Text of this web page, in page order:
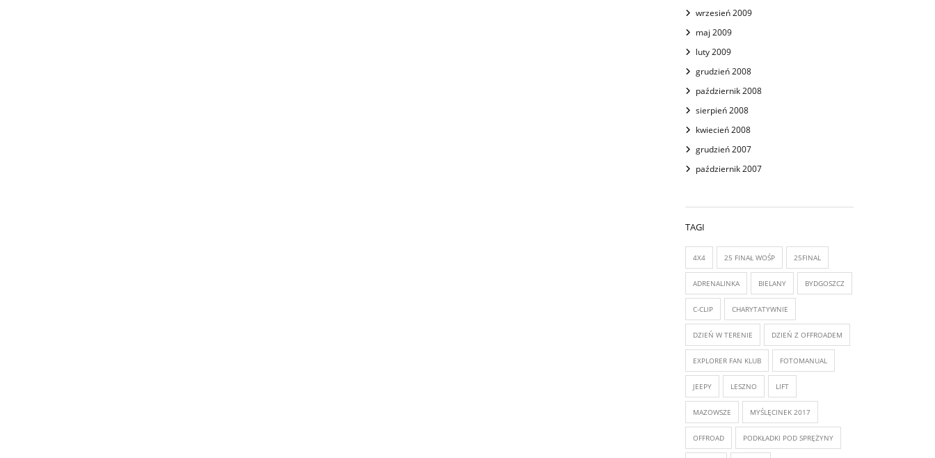
wrzesień 2009
maj 2009
luty 2009
grudzień 2008
październik 2008
sierpień 2008
kwiecień 2008
grudzień 2007
październik 2007
TAGI
4X4 25 FINAŁ WOŚP 25FINAL
ADRENALINKA BIELANY BYDGOSZCZ
C-CLIP CHARYTATYWNIE
DZIEŃ W TERENIE DZIEŃ Z OFFROADEM
EXPLORER FAN KLUB FOTOMANUAL
JEEPY LESZNO LIFT
MAZOWSZE MYŚLĘCINEK 2017
OFFROAD PODKŁADKI POD SPRĘŻYNY